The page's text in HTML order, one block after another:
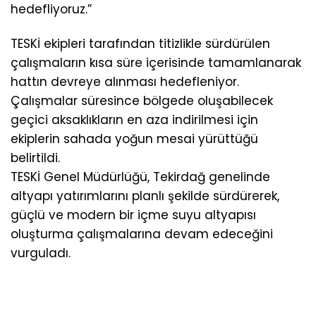
hedefliyoruz.”
TESKİ ekipleri tarafından titizlikle sürdürülen
çalışmaların kısa süre içerisinde tamamlanarak
hattın devreye alınması hedefleniyor.
Çalışmalar süresince bölgede oluşabilecek
geçici aksaklıkların en aza indirilmesi için
ekiplerin sahada yoğun mesai yürüttüğü
belirtildi.
TESKİ Genel Müdürlüğü, Tekirdağ genelinde
altyapı yatırımlarını planlı şekilde sürdürerek,
güçlü ve modern bir içme suyu altyapısı
oluşturma çalışmalarına devam edeceğini
vurguladı.